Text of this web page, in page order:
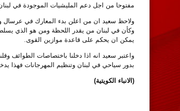
مفتوحا من اجل دعم المليشيات الموجودة في
ولاحظ سعيد ان من اعلن بدء المعارك في عرسال
وكأن في لبنان من يقدر اللحظة ومن هو الذي
يمكن ان يحكم على قاعدة موازين القوى.
واعتبر سعيد انه اذا دخلنا باختصاصات الطوائف
بدور سياحي في لبنان وتنظيم المهرجانات فهذا
(الانباء الكويتية)